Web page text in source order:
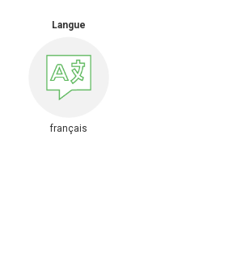
Langue
français